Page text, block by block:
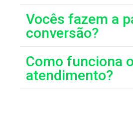
Vocês fazem a
conversão?
Como funciona o
atendimento?